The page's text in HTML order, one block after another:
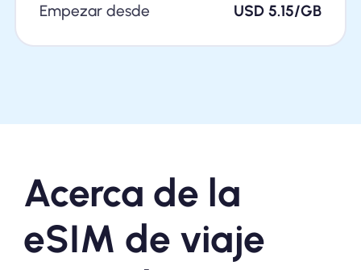
Empezar desde
USD 5.15/GB
Acerca de la
eSIM de viaje